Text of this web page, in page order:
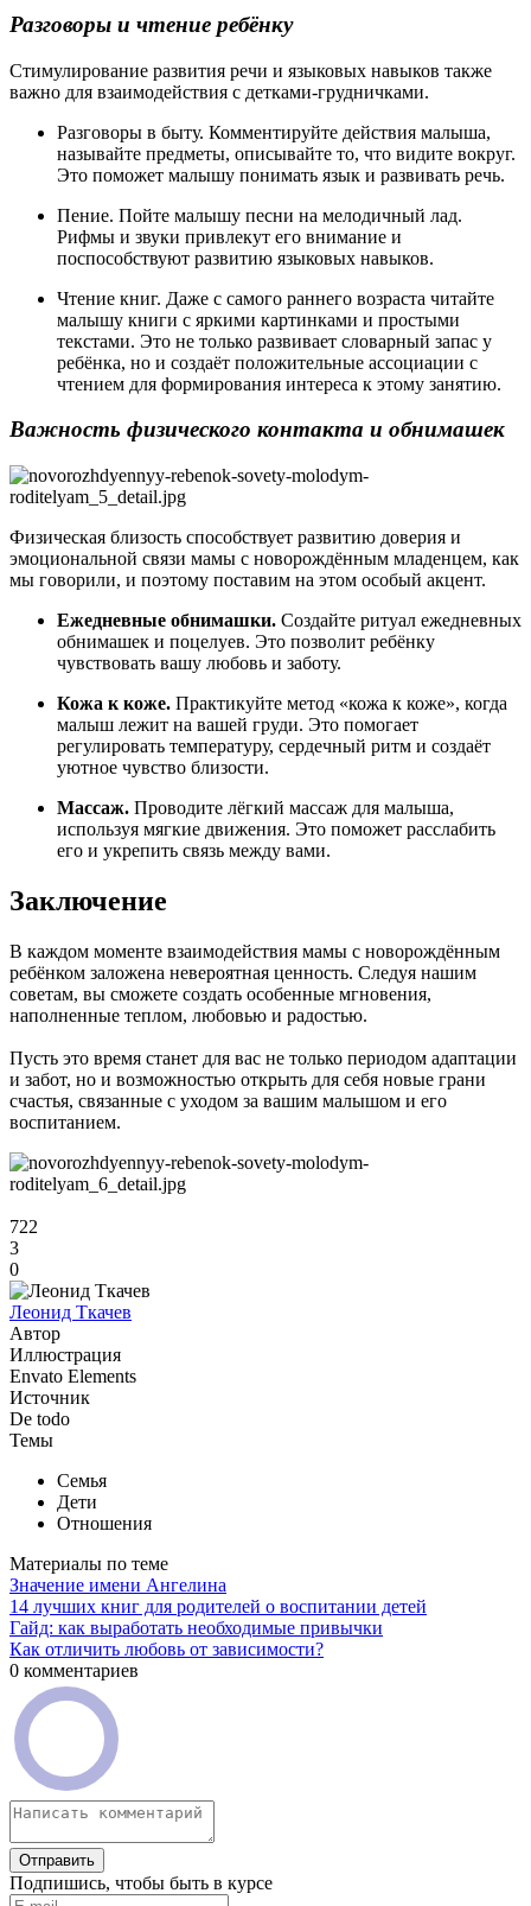
Разговоры и чтение ребёнку
Стимулирование развития речи и языковых навыков также
важно для взаимодействия с детками-грудничками.
Разговоры в быту. Комментируйте действия малыша,
называйте предметы, описывайте то, что видите вокруг.
Это поможет малышу понимать язык и развивать речь.
Пение. Пойте малышу песни на мелодичный лад.
Рифмы и звуки привлекут его внимание и
поспособствуют развитию языковых навыков.
Чтение книг. Даже с самого раннего возраста читайте
малышу книги с яркими картинками и простыми
текстами. Это не только развивает словарный запас у
ребёнка, но и создаёт положительные ассоциации с
чтением для формирования интереса к этому занятию.
Важность физического контакта и обнимашек
Физическая близость способствует развитию доверия и
эмоциональной связи мамы с новорождённым младенцем, как
мы говорили, и поэтому поставим на этом особый акцент.
Ежедневные обнимашки. Создайте ритуал ежедневных
обнимашек и поцелуев. Это позволит ребёнку
чувствовать вашу любовь и заботу.
Кожа к коже. Практикуйте метод «кожа к коже», когда
малыш лежит на вашей груди. Это помогает
регулировать температуру, сердечный ритм и создаёт
уютное чувство близости.
Массаж. Проводите лёгкий массаж для малыша,
используя мягкие движения. Это поможет расслабить
его и укрепить связь между вами.
Заключение
В каждом моменте взаимодействия мамы с новорождённым
ребёнком заложена невероятная ценность. Следуя нашим
советам, вы сможете создать особенные мгновения,
наполненные теплом, любовью и радостью.
Пусть это время станет для вас не только периодом адаптации
и забот, но и возможностью открыть для себя новые грани
счастья, связанные с уходом за вашим малышом и его
воспитанием.
722
3
0
Леонид Ткачев
Автор
Иллюстрация
Envato Elements
Источник
De todo
Темы
Семья
Дети
Отношения
Материалы по теме
Значение имени Ангелина
14 лучших книг для родителей о воспитании детей
Гайд: как выработать необходимые привычки
Как отличить любовь от зависимости?
0 комментариев
Отправить
Подпишись, чтобы быть в курсе